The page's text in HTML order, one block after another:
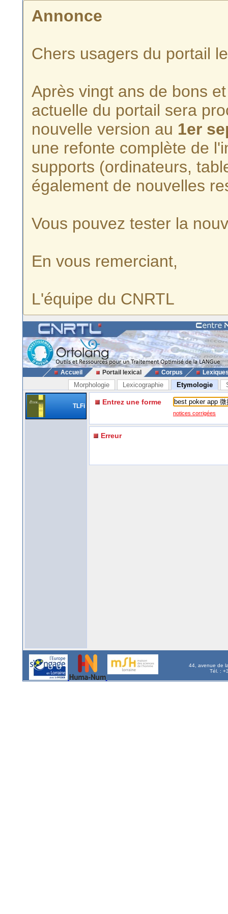
Annonce
Chers usagers du portail
Après vingt ans de bons
actuelle du portail sera
nouvelle version au 1er
une refonte complète de
supports (ordinateurs,
également de nouvelles
Vous pouvez tester la
En vous remerciant,
L'équipe du CNRTL
Accueil Portail lexical Corpus
Morphologie Lexicographie Etymologie
TLFi Entrez une forme
notices corrigées
Erreur
44, avenue de
Tél. :